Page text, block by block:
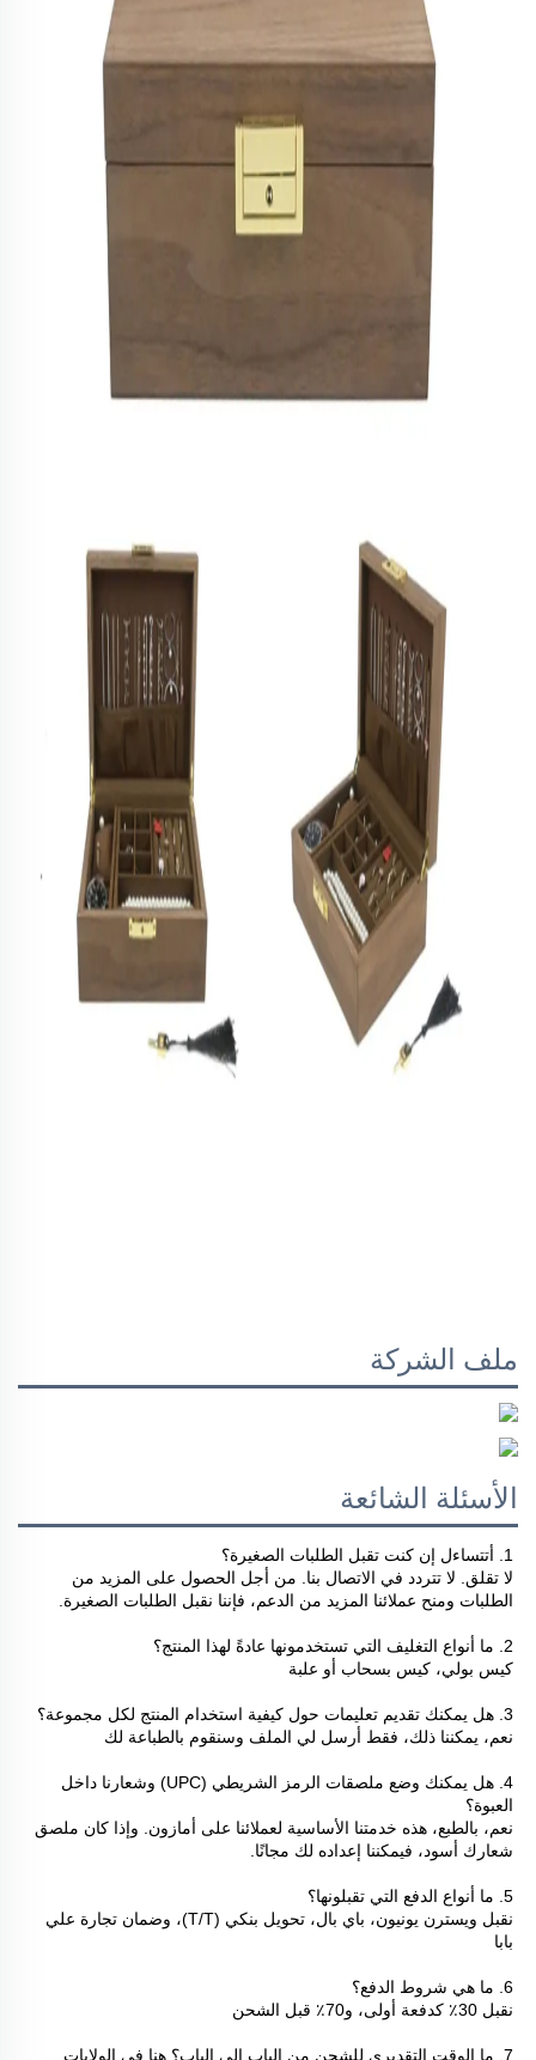
ملف الشركة
الأسئلة الشائعة
1. أتتساءل إن كنت تقبل الطلبات الصغيرة؟
الطلبات ومنح عملائنا المزيد من الدعم، فإننا نقبل الطلبات الصغيرة.
2. ما أنواع التغليف التي تستخدمونها عادةً لهذا المنتج؟
كيس بولي، كيس بسحاب أو علبة
3. هل يمكنك تقديم تعليمات حول كيفية استخدام المنتج لكل مجموعة؟
نعم، يمكننا ذلك، فقط أرسل لي الملف وسنقوم بالطباعة لك
العبوة؟
شعارك أسود، فيمكننا إعداده لك مجانًا.
5. ما أنواع الدفع التي تقبلونها؟
بابا
6. ما هي شروط الدفع؟
نقبل 30٪ كدفعة أولى، و70٪ قبل الشحن